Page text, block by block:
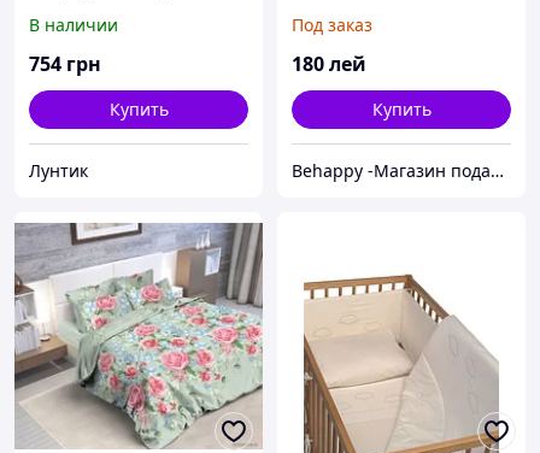
голубой ТМ Беби-Текс
В наличии
754 грн
Купить
Лунтик
Под заказ
180лей
Купить
Behappy -Магазин подарков ручной работы